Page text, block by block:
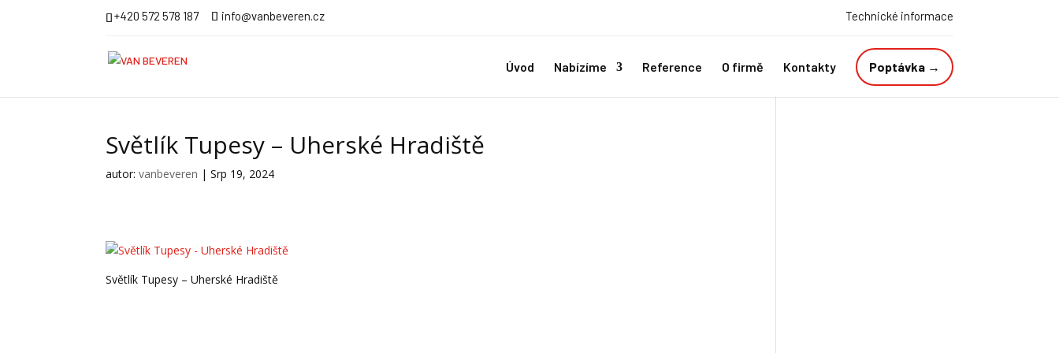
+420 572 578 187 info@vanbeveren.cz Technické informace
Úvod Nabízíme Reference O firmě Kontakty Poptávka →
Světlík Tupesy – Uherské Hradiště
autor:vanbeveren |Srp 19, 2024
Světlík Tupesy – Uherské Hradiště